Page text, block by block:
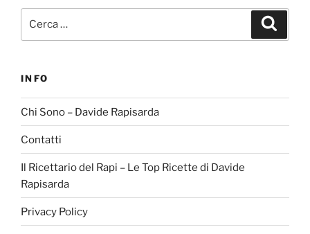
INFO
Chi Sono – Davide Rapisarda
Contatti
Il Ricettario del Rapi – Le Top Ricette di Davide
Rapisarda
Privacy Policy